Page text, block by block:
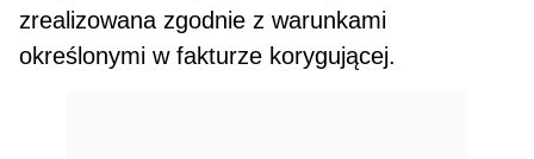
zrealizowana zgodnie z warunkami
określonymi w fakturze korygującej.